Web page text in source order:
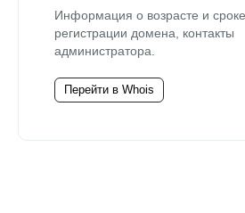
Информация о возрасте и сроке
регистрации домена, контакты
администратора.
Перейти в Whois